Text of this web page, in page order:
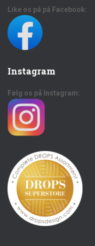
Like os på på Facebook:
Instagram
Følg os på Instagram: